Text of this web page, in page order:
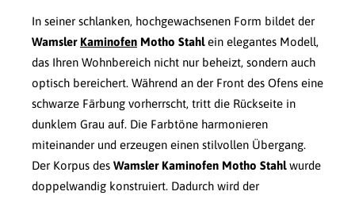
In seiner schlanken, hochgewachsenen Form bildet der
Wamsler Kaminofen Motho Stahlein elegantes Modell,
das Ihren Wohnbereich nicht nur beheizt, sondern auch
optisch bereichert. Während an der Front des Ofens eine
schwarze Färbung vorherrscht, tritt die Rückseite in
dunklem Grau auf. Die Farbtöne harmonieren
miteinander und erzeugen einen stilvollen Übergang.
Der Korpus des Wamsler Kaminofen Motho Stahlwurde
doppelwandig konstruiert. Dadurch wird der